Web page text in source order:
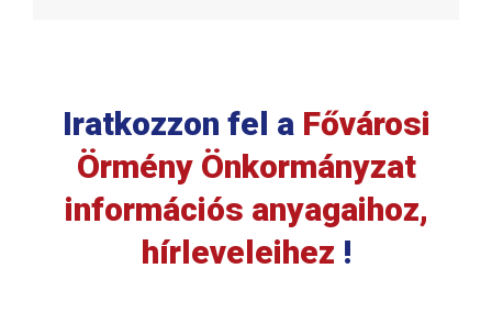
Iratkozzon fel a Fővárosi
Örmény Önkormányzat
információs anyagaihoz,
hírleveleihez !